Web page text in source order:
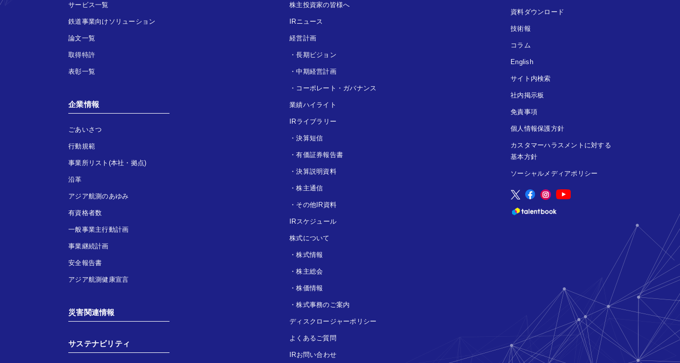
サービス一覧
鉄道事業向けソリューション
論文一覧
取得特許
表彰一覧
企業情報
ごあいさつ
行動規範
事業所リスト(本社・拠点)
沿革
アジア航測のあゆみ
有資格者数
一般事業主行動計画
事業継続計画
安全報告書
アジア航測健康宣言
災害関連情報
サステナビリティ
株主投資家の皆様へ
IRニュース
経営計画
・長期ビジョン
・中期経営計画
・ コーポレート・ガバナンス
業績ハイライト
IRライブラリー
・決算短信
・有価証券報告書
・決算説明資料
・株主通信
・ その他IR資料
IRスケジュール
株式について
・株式情報
・株主総会
・株価情報
・株式事務のご案内
ディスクロージャーポリシー
よくあるご質問
IRお問い合わせ
資料ダウンロード
技術報
コラム
English
サイト内検索
社内掲示板
免責事項
個人情報保護方針
カスタマーハラスメントに対する
基本方針
ソーシャルメディアポリシー